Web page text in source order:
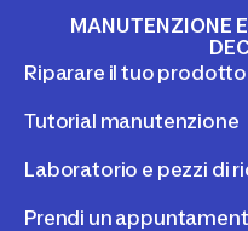
MANUTENZIONE
Riparare il tuo prodotto
Tutorial manutenzione
Laboratorio e pezzi di
Prendi un